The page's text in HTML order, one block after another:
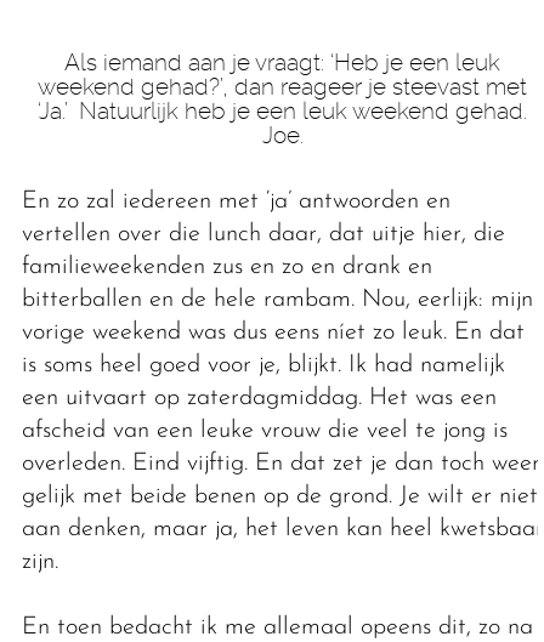
Als iemand aan je vraagt: ‘Heb je een leuk
weekend gehad?’, dan reageer je steevast met
‘Ja.’ Natuurlijk heb je een leuk weekend gehad.
Joe.
En zo zal iedereen met ‘ja’ antwoorden en
vertellen over die lunch daar, dat uitje hier, die
familieweekenden zus en zo en drank en
bitterballen en de hele rambam. Nou, eerlijk: mijn
vorige weekend was dus eens níet zo leuk. En dat
is soms heel goed voor je, blijkt. Ik had namelijk
een uitvaart op zaterdagmiddag. Het was een
afscheid van een leuke vrouw die veel te jong is
overleden. Eind vijftig. En dat zet je dan toch weer
gelijk met beide benen op de grond. Je wilt er niet
aan denken, maar ja, het leven kan heel kwetsbaar
zijn.
En toen bedacht ik me allemaal opeens dit, zo na